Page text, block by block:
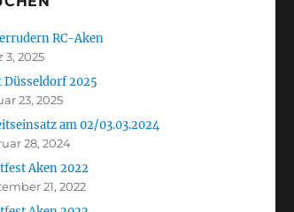
RC-Aken
3, 2025
Düsseldorf 2025
23, 2025
am 02/03.03.2024
28, 2024
Aken 2022
21, 2022